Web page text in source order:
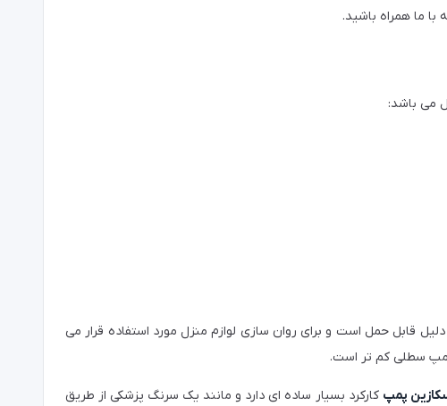
ما همراه باشید.
می باشد:
قابل حمل است و برای روان سازی لوازم منزل مورد استفاده قرار می
سطلی کم تر است.
پمپ کارکرد بسیار ساده ای دارد و مانند یک سرنگ پزشکی از طریق